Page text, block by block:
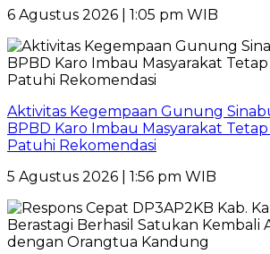
6 Agustus 2026 | 1:05 pm WIB
Aktivitas Kegempaan Gunung
BPBD Karo Imbau Masyarakat
Patuhi Rekomendasi
5 Agustus 2026 | 1:56 pm WIB